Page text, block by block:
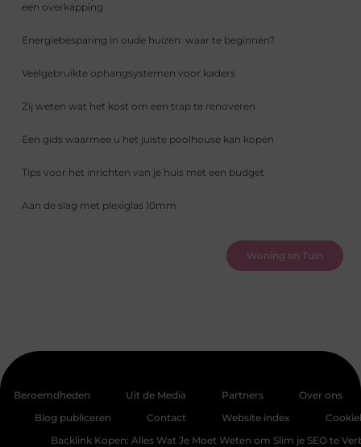
een overkapping
Energiebesparing in oude huizen: waar te beginnen?
Veelgebruikte ophangsystemen voor kaders
Zij weten wat het kost om een trap te renoveren
Een gids waarmee u het juiste poolhouse kan kopen
Tips voor het inrichten van je huis met een budget
Aan de slag met plexiglas 10mm
Woning en Tuin
Beroemdheden Uit de Media Partners
Over ons
Blog publiceren
Contact Website index
Backlink Kopen: Alles Wat Je Moet Weten om Slim je SEO te